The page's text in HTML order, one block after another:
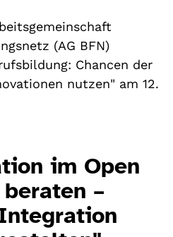
(AG BFN)
Chancen der
nutzen" am 12.
im Open
–